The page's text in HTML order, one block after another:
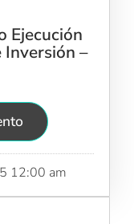
Ejecución
Inversión –
12:00 am